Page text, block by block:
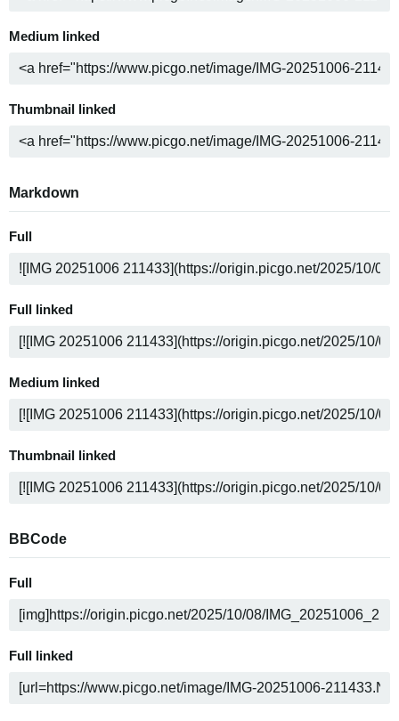
Medium linked
Thumbnail linked
Markdown
Full
Full linked
Medium linked
Thumbnail linked
BBCode
Full
Full linked